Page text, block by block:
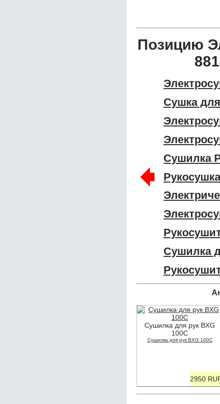
Позицию
Сушка
Сушилка
Сушилка
🠸
Сушилка для рук BXG
100C
Сушилка для рук BXG 100C
2950